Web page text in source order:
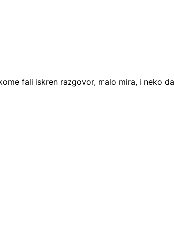
fali iskren razgovor, malo mira, i neko